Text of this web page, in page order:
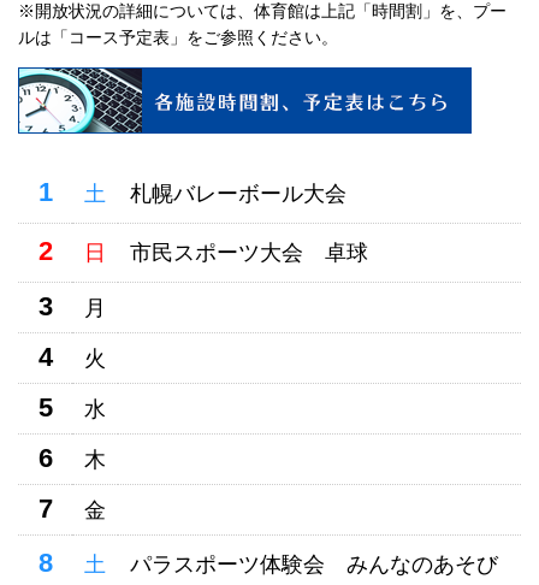
※開放状況の詳細については、体育館は上記「時間割」を、プー
ルは「コース予定表」をご参照ください。
1 土 札幌バレーボール大会
2 日 市民スポーツ大会 卓球
3 月
4 火
5 水
6 木
7 金
8 土
パラスポーツ体験会 みんなのあそび